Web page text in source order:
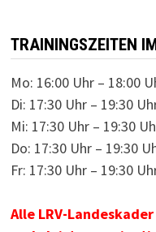
TRAININGSZEITEN
Mo: 16:00 Uhr – 18:00
Di: 17:30 Uhr – 19:30
Mi: 17:30 Uhr – 19:30
Do: 17:30 Uhr – 19:30
Fr: 17:30 Uhr – 19:30
Alle LRV-Landeskader